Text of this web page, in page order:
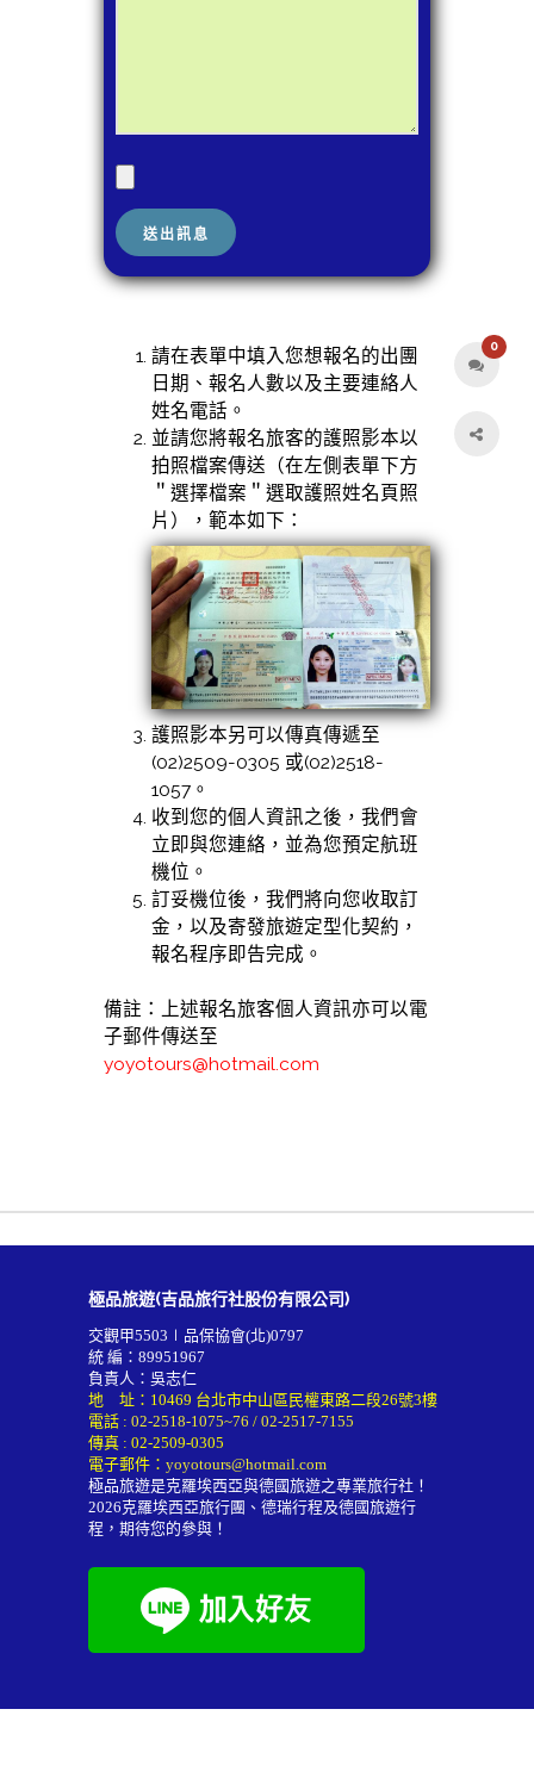
請在表單中填入您想報名的出團
日期、報名人數以及主要連絡人
姓名電話。
並請您將報名旅客的護照影本以
拍照檔案傳送（在左側表單下方
＂選擇檔案＂選取護照姓名頁照
片），範本如下：
護照影本另可以傳真傳遞至
(02)2509-0305 或(02)2518-
1057。
收到您的個人資訊之後，我們會
立即與您連絡，並為您預定航班
機位。
訂妥機位後，我們將向您收取訂
金，以及寄發旅遊定型化契約，
報名程序即告完成。
備註：上述報名旅客個人資訊亦可以電
子郵件傳送至
yoyotours@hotmail.com
0
極品旅遊(吉品旅行社股份有限公司)
交觀甲5503∣品保協會(北)0797
統 編：89951967
負責人：吳志仁
地 址：10469 台北市中山區民權東路二段26號3樓
電話 : 02-2518-1075~76 / 02-2517-7155
傳真 : 02-2509-0305
電子郵件： yoyotours@hotmail.com
極品旅遊是克羅埃西亞與德國旅遊之專業旅行社！
2026克羅埃西亞旅行團 、德瑞行程及德國旅遊行
程 ，期待您的參與！